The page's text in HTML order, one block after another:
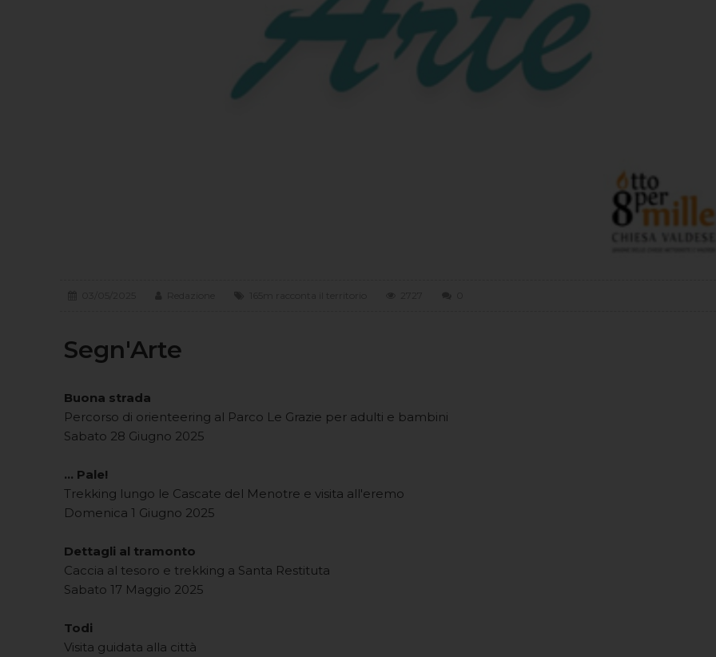
Segn'Arte
Buona strada
Percorso di orienteering al Parco Le Grazie per adulti e bambini
Sabato 28 Giugno 2025
... Pale!
Trekking lungo le Cascate del Menotre e visita all'eremo
Domenica 1 Giugno 2025
Dettagli al tramonto
Caccia al tesoro e trekking a Santa Restituta
Sabato 17 Maggio 2025
Todi
Visita guidata alla città